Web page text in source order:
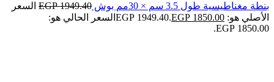
بنطة مغناطيسية طول 3.5 سم × 30مم بوش EGP1949.40
السعر
الأصلي هو: EGP 1949.40.
EGP 1850.00
السعر الحالي هو:
EGP 1850.00.